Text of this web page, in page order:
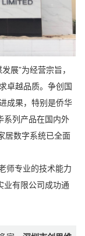
”为经营宗旨，
卓越品质。争创国
成果，特别是侨华
系列产品在国内外
居数字系统已全面
专业的技术能力
业有限公司成功通